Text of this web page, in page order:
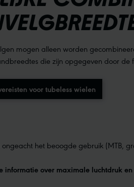
mogen alleen worden
die zijn opgegeven door
voor tubeless wielen
het beoogde gebruik (MTB,
informatie over maximale luchtdruk